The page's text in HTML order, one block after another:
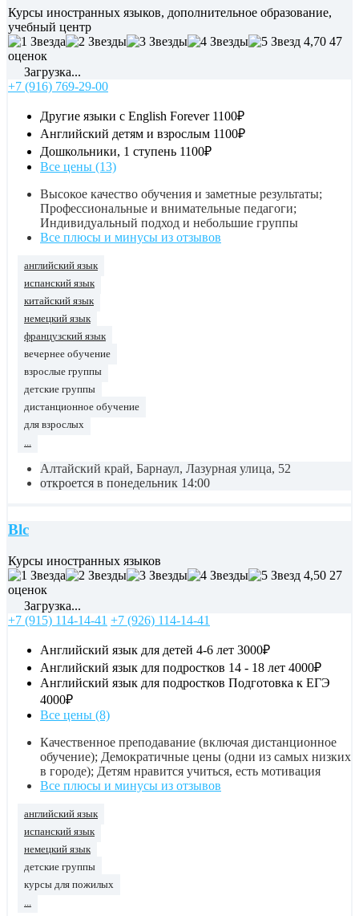
Курсы иностранных языков, дополнительное образование,
учебный центр
4,70 47
оценок
Загрузка...
+7 (916) 769-29-00
Другие языки с English Forever 1100₽
Английский детям и взрослым 1100₽
Дошкольники, 1 ступень 1100₽
Все цены (13)
Высокое качество обучения и заметные результаты;
Профессиональные и внимательные педагоги;
Индивидуальный подход и небольшие группы
Все плюсы и минусы из отзывов
английский язык
испанский язык
китайский язык
немецкий язык
французский язык
вечернее обучение
взрослые группы
детские группы
дистанционное обучение
для взрослых
Алтайский край, Барнаул, Лазурная улица, 52
откроется в понедельник 14:00
Blc
Курсы иностранных языков
4,50 27
оценок
Загрузка...
+7 (915) 114-14-41 +7 (926) 114-14-41
Английский язык для детей 4-6 лет 3000₽
Английский язык для подростков 14 - 18 лет 4000₽
Английский язык для подростков Подготовка к ЕГЭ
4000₽
Все цены (8)
Качественное преподавание (включая дистанционное
обучение); Демократичные цены (одни из самых низких
в городе); Детям нравится учиться, есть мотивация
Все плюсы и минусы из отзывов
английский язык
испанский язык
немецкий язык
детские группы
курсы для пожилых
...